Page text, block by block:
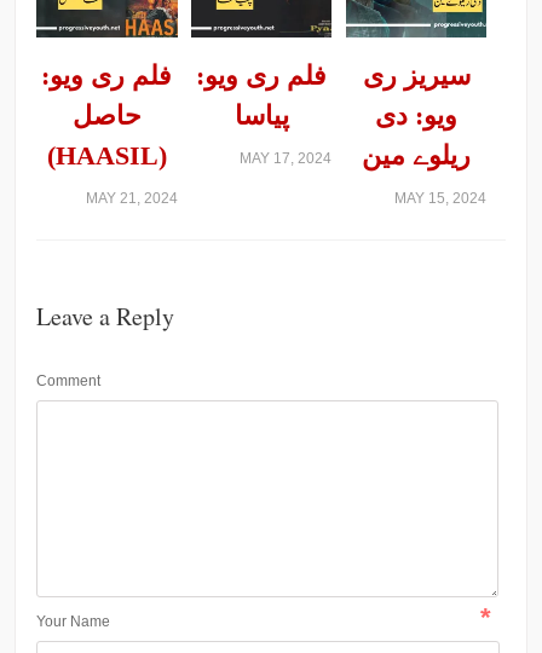
فلم ری ویو:
حاصل
(HAASIL)
MAY 21, 2024
فلم ری ویو:
پیاسا
MAY 17, 2024
سیریز ری
ویو: دی
ریلوے مین
MAY 15, 2024
Leave a Reply
Comment
Your Name *